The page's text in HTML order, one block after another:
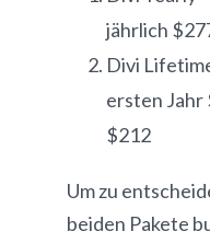
jährlich
Divi
ersten Jahr
$212
Um zu
beiden Pakete